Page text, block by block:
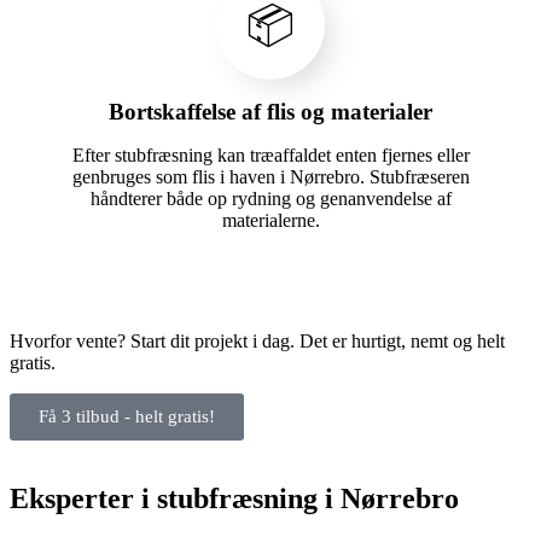
📦
Bortskaffelse af flis og materialer
Efter stubfræsning kan træaffaldet enten fjernes eller
genbruges som flis i haven i Nørrebro. Stubfræseren
håndterer både op rydning og genanvendelse af
materialerne.
Hvorfor vente? Start dit projekt i dag. Det er hurtigt, nemt og helt
gratis.
Få 3 tilbud - helt gratis!
Eksperter i stubfræsning i Nørrebro